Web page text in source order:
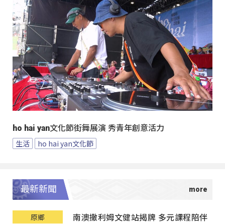
ho hai yan文化節街舞展演 秀青年創意活力
生活 ho hai yan文化節
最新新聞
原鄉
南澳撒利姆文健站揭牌 多元課程陪伴